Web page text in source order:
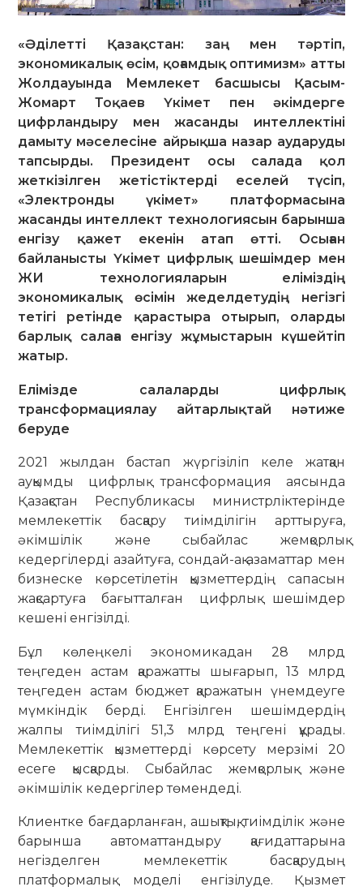
«Әділетті Қазақстан: заң мен тәртіп,
экономикалық өсім, қоғамдық оптимизм» атты
Жолдауында Мемлекет басшысы Қасым-
Жомарт Тоқаев Үкімет пен әкімдерге
цифрландыру мен жасанды интеллектіні
дамыту мәселесіне айрықша назар аударуды
тапсырды. Президент осы салада қол
жеткізілген жетістіктерді еселей түсіп,
«Электронды үкімет» платформасына
жасанды интеллект технологиясын барынша
енгізу қажет екенін атап өтті. Осыған
байланысты Үкімет цифрлық шешімдер мен
ЖИ технологияларын еліміздің
экономикалық өсімін жеделдетудің негізгі
тетігі ретінде қарастыра отырып, оларды
барлық салаға енгізу жұмыстарын күшейтіп
жатыр.
Елімізде салаларды цифрлық
трансформациялау айтарлықтай нәтиже
беруде
2021 жылдан бастап жүргізіліп келе жатқан
ауқымды цифрлық трансформация аясында
Қазақстан Республикасы министрліктерінде
мемлекеттік басқару тиімділігін арттыруға,
әкімшілік және сыбайлас жемқорлық
кедергілерді азайтуға, сондай-ақ азаматтар мен
бизнеске көрсетілетін қызметтердің сапасын
жақсартуға бағытталған цифрлық шешімдер
кешені енгізілді.
Бұл көлеңкелі экономикадан 28 млрд
теңгеден астам қаражатты шығарып, 13 млрд
теңгеден астам бюджет қаражатын үнемдеуге
мүмкіндік берді. Енгізілген шешімдердің
жалпы тиімділігі 51,3 млрд теңгені құрады.
Мемлекеттік қызметтерді көрсету мерзімі 20
есеге қысқарды. Сыбайлас жемқорлық және
әкімшілік кедергілер төмендеді.
Клиентке бағдарланған, ашықтық, тиімділік және
барынша автоматтандыру қағидаттарына
негізделген мемлекеттік басқарудың
платформалық моделі енгізілуде. Қызмет